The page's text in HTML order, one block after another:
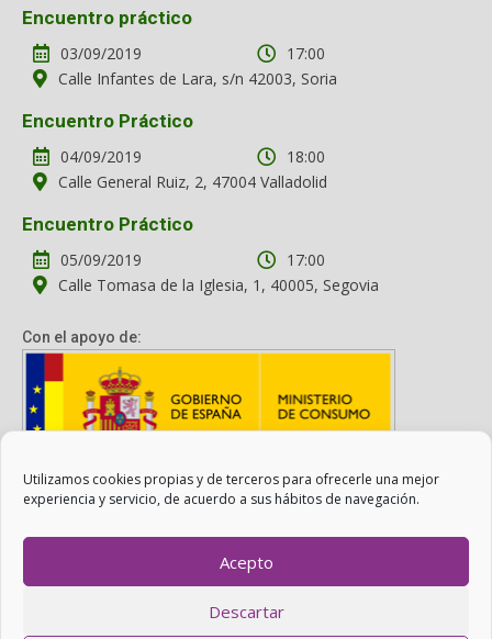
Utilizamos cookies propias y de terceros para ofrecerle una mejor
experiencia y servicio, de acuerdo a sus hábitos de navegación.
Acepto
Descartar
Encuentro práctico
03/09/2019
17:00
Calle Infantes de Lara, s/n 42003, Soria
Encuentro Práctico
04/09/2019
18:00
Calle General Ruiz, 2, 47004 Valladolid
Encuentro Práctico
05/09/2019
17:00
Calle Tomasa de la Iglesia, 1, 40005, Segovia
Con el apoyo de:
Con el apoyo del Ministerio de Consumo. Su contenido es
responsabilidad exclusiva de la asociación.